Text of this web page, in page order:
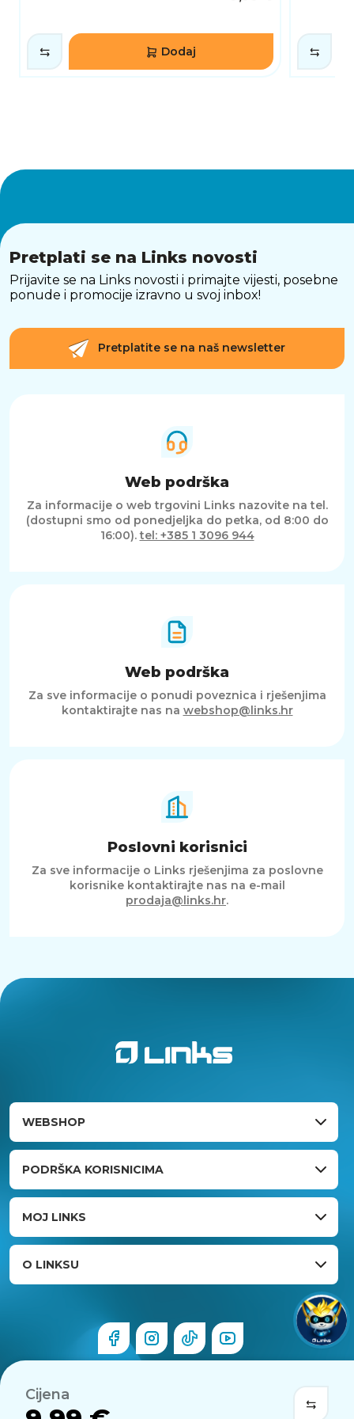
Cijena
Dodaj
Pretplati se na Links novosti
Prijavite se na Links novosti i primajte vijesti, posebne
ponude i promocije izravno u svoj inbox!
Pretplatite se na naš newsletter
Web podrška
Za informacije o web trgovini Links nazovite na tel.
(dostupni smo od ponedjeljka do petka, od 8:00 do
16:00).tel: +385 1 3096 944
Web podrška
Za sve informacije o ponudi poveznica i rješenjima
kontaktirajte nas na webshop@links.hr
Poslovni korisnici
Za sve informacije o Links rješenjima za poslovne
korisnike kontaktirajte nas na e-mail
prodaja@links.hr.
WEBSHOP
PODRŠKA KORISNICIMA
MOJ LINKS
O LINKSU